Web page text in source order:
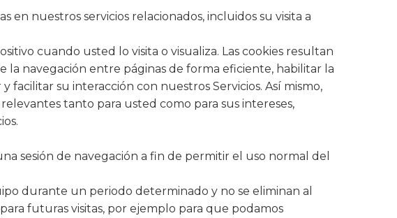
en nuestros servicios relacionados, incluidos su visita a
cuando usted lo visita o visualiza. Las cookies resultan
navegación entre páginas de forma eficiente, habilitar la
su interacción con nuestros Servicios. Así mismo,
tanto para usted como para sus intereses,
sesión de navegación a fin de permitir el uso normal del
durante un periodo determinado y no se eliminan al
futuras visitas, por ejemplo para que podamos